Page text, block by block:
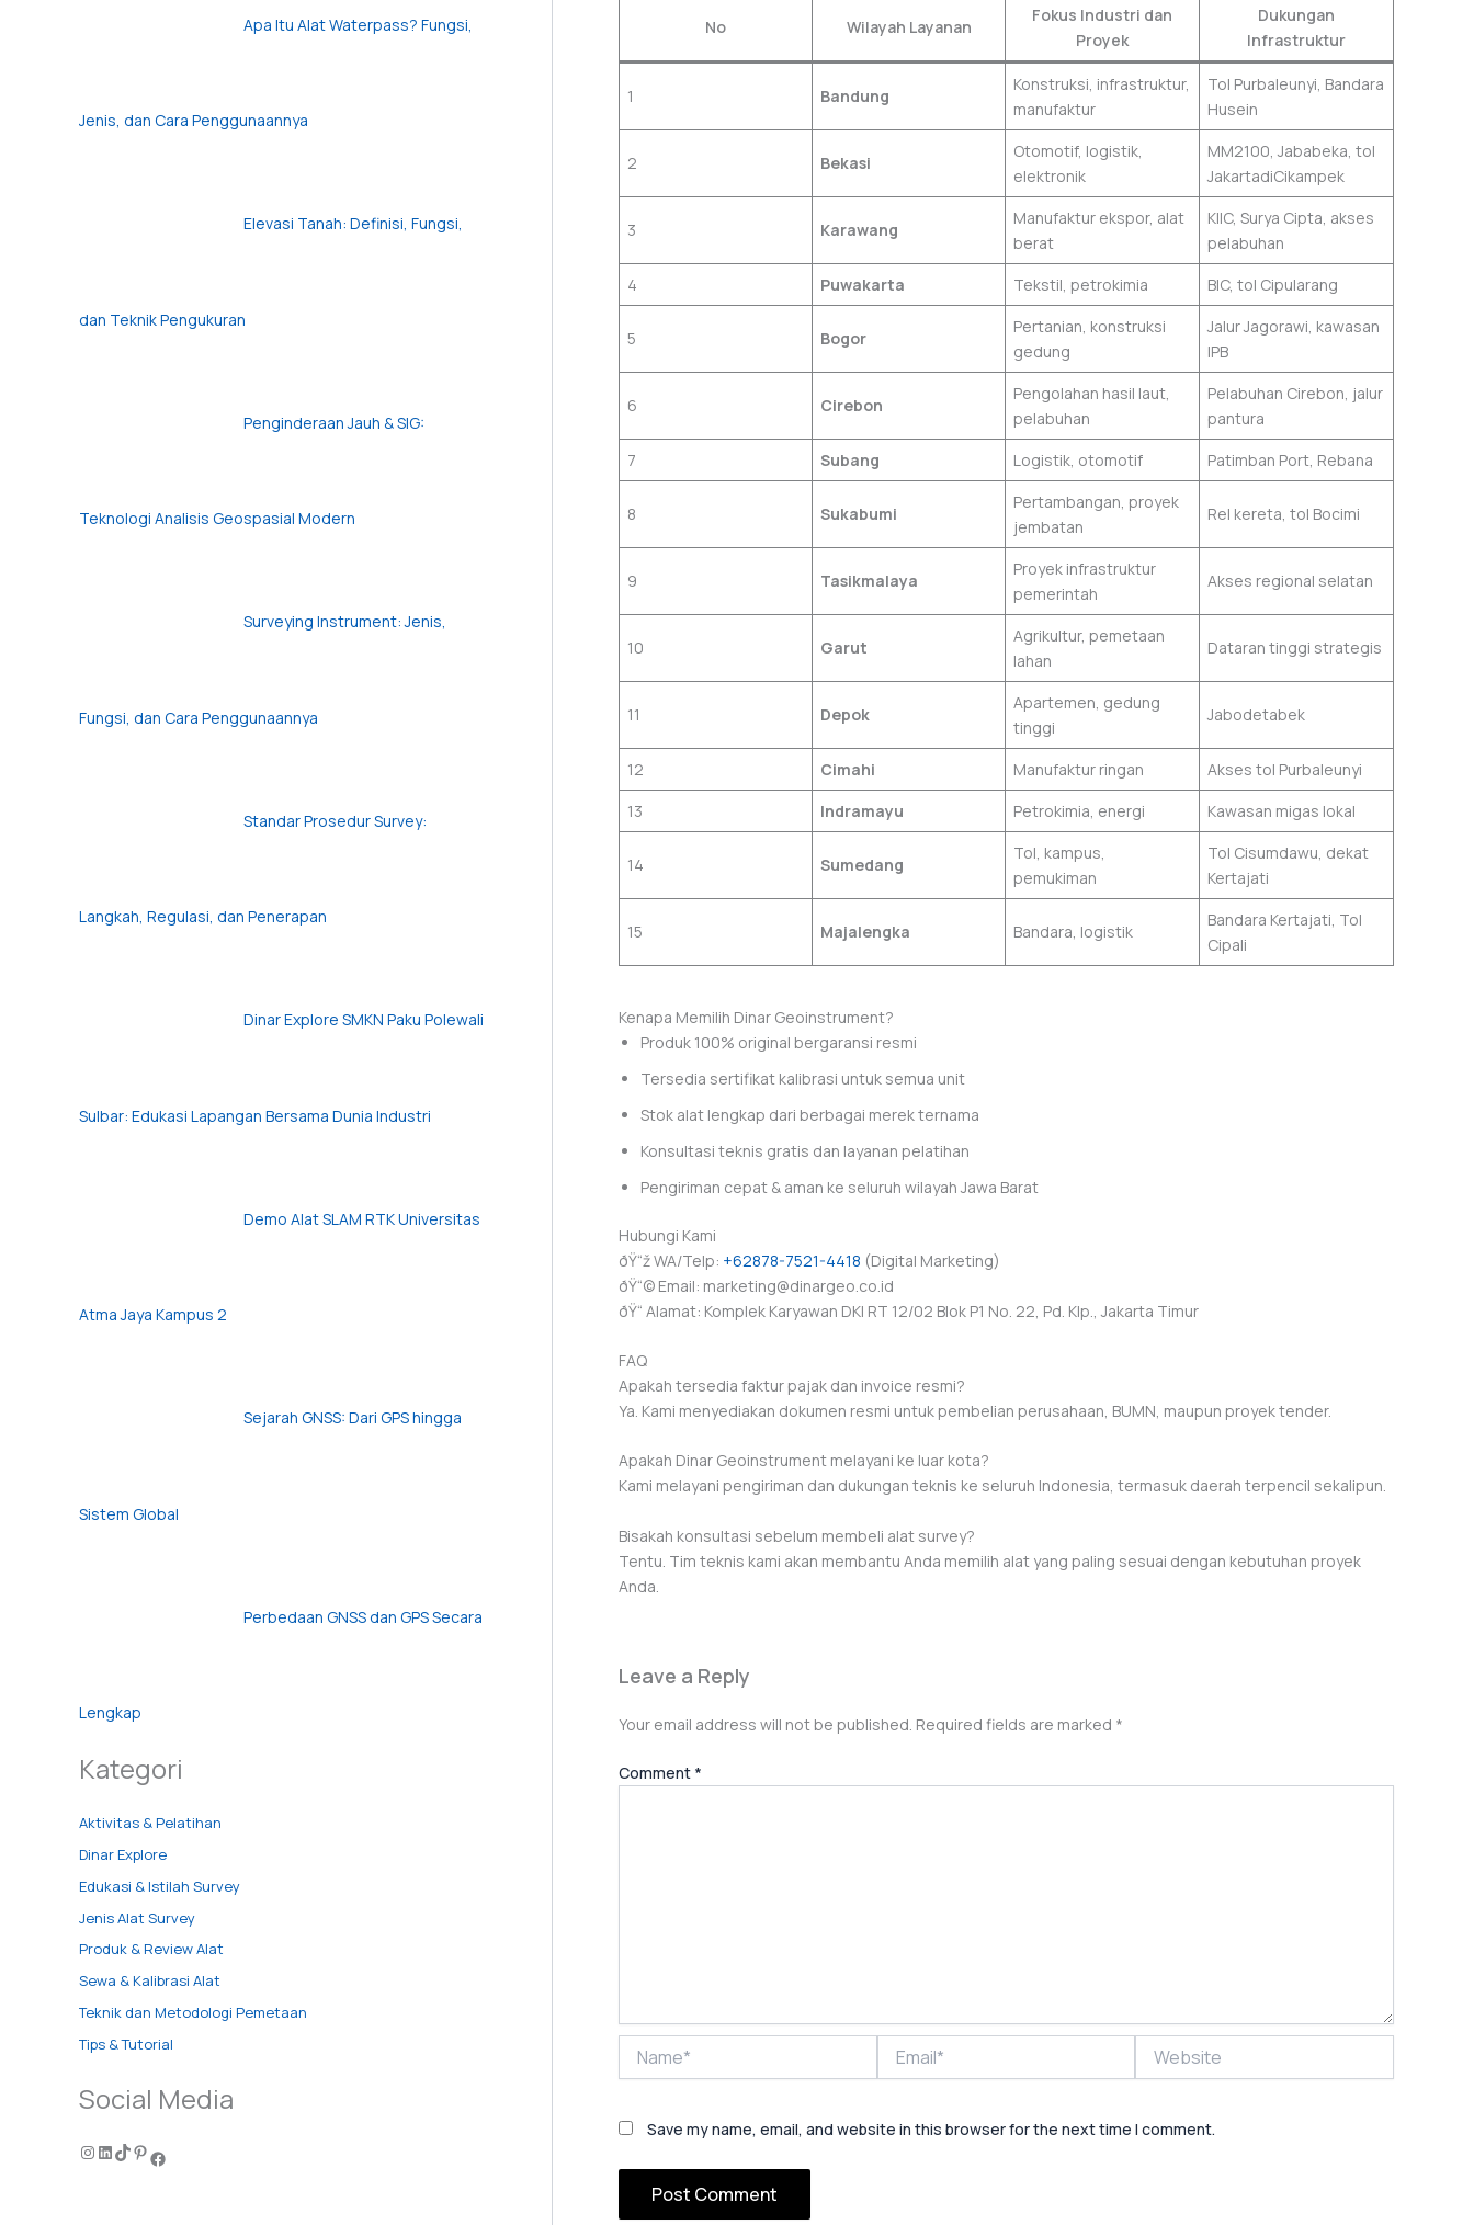
Apa Itu Alat Waterpass? Fungsi,
Jenis, dan Cara Penggunaannya
Elevasi Tanah: Definisi, Fungsi,
dan Teknik Pengukuran
Penginderaan Jauh & SIG:
Teknologi Analisis Geospasial Modern
Surveying Instrument: Jenis,
Fungsi, dan Cara Penggunaannya
Standar Prosedur Survey:
Langkah, Regulasi, dan Penerapan
Dinar Explore SMKN Paku Polewali
Sulbar: Edukasi Lapangan Bersama Dunia Industri
Demo Alat SLAM RTK Universitas
Atma Jaya Kampus 2
Sejarah GNSS: Dari GPS hingga
Sistem Global
Perbedaan GNSS dan GPS Secara
Lengkap
Kategori
Aktivitas & Pelatihan
Dinar Explore
Edukasi & Istilah Survey
Jenis Alat Survey
Produk & Review Alat
Sewa & Kalibrasi Alat
Teknik dan Metodologi Pemetaan
Tips & Tutorial
Social Media
No Wilayah Layanan
Fokus Industri dan
Proyek
Dukungan
Infrastruktur
1 Bandung
Konstruksi, infrastruktur,
manufaktur
Tol Purbaleunyi, Bandara
Husein
2 Bekasi
Otomotif, logistik,
elektronik
MM2100, Jababeka, tol
JakartadiCikampek
3 Karawang
Manufaktur ekspor, alat
berat
KIIC, Surya Cipta, akses
pelabuhan
4
Puwakarta Tekstil, petrokimia BIC, tol Cipularang
5 Bogor
Pertanian, konstruksi
gedung
Jalur Jagorawi, kawasan
IPB
6 Cirebon
Pengolahan hasil laut,
pelabuhan
Pelabuhan Cirebon, jalur
pantura
7
Subang Logistik, otomotif Patimban Port, Rebana
8 Sukabumi
Pertambangan, proyek
jembatan
Rel kereta, tol Bocimi
9 Tasikmalaya
Proyek infrastruktur
pemerintah
Akses regional selatan
10 Garut
Agrikultur, pemetaan
lahan
Dataran tinggi strategis
11 Depok
Apartemen, gedung
tinggi
Jabodetabek
12 Cimahi Manufaktur ringan
Akses tol Purbaleunyi
13
Indramayu Petrokimia, energi Kawasan migas lokal
14 Sumedang
Tol, kampus,
pemukiman
Tol Cisumdawu, dekat
Kertajati
15 Majalengka Bandara, logistik
Bandara Kertajati, Tol
Cipali
Kenapa Memilih Dinar Geoinstrument?
Produk 100% original bergaransi resmi
Tersedia sertifikat kalibrasi untuk semua unit
Stok alat lengkap dari berbagai merek ternama
Konsultasi teknis gratis dan layanan pelatihan
Pengiriman cepat & aman ke seluruh wilayah Jawa Barat
Hubungi Kami
ðŸ“ž WA/Telp: +62878-7521-4418 (Digital Marketing)
ðŸ“© Email: marketing@dinargeo.co.id
ðŸ“ Alamat: Komplek Karyawan DKI RT 12/02 Blok P1 No. 22, Pd. Klp., Jakarta Timur
FAQ
Apakah tersedia faktur pajak dan invoice resmi?
Ya. Kami menyediakan dokumen resmi untuk pembelian perusahaan, BUMN, maupun proyek tender.
Apakah Dinar Geoinstrument melayani ke luar kota?
Kami melayani pengiriman dan dukungan teknis ke seluruh Indonesia, termasuk daerah terpencil sekalipun.
Bisakah konsultasi sebelum membeli alat survey?
Tentu. Tim teknis kami akan membantu Anda memilih alat yang paling sesuai dengan kebutuhan proyek
Anda.
Leave a Reply
Your email address will not be published. Required fields are marked *
Comment *
Save my name, email, and website in this browser for the next time I comment.